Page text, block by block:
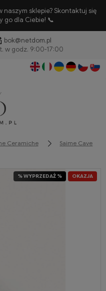
sklepie? Skontaktuj się
go dla Ciebie! 📞
bok@netdom.pl
Ceramiche Saime Cave
OKAZJA
% WYPRZEDAŻ %